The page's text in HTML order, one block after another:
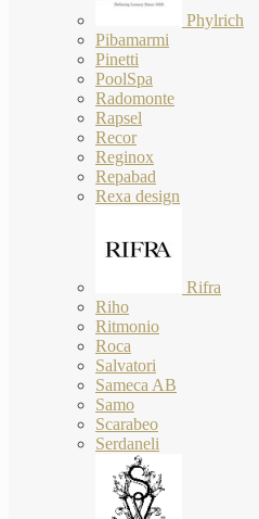
Phylrich
Pibamarmi
Pinetti
PoolSpa
Radomonte
Rapsel
Recor
Reginox
Repabad
Rexa design
Rifra
Riho
Ritmonio
Roca
Salvatori
Sameca AB
Samo
Scarabeo
Serdaneli